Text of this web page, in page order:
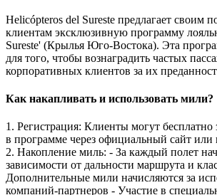
Helicópteros del Sureste предлагает своим
клиентам эксклюзивную программу
Sureste' (Крылья Юго-Востока). Эта
для того, чтобы вознаградить частых
корпоративных клиентов за их
Как накапливать и использовать мили?
1. Регистрация: Клиенты могут бесплатно
в программе через официальный сайт
2. Накопление миль: - За каждый полет
зависимости от дальности маршрута и
Дополнительные мили начисляются за
компаний-партнеров - Участие в